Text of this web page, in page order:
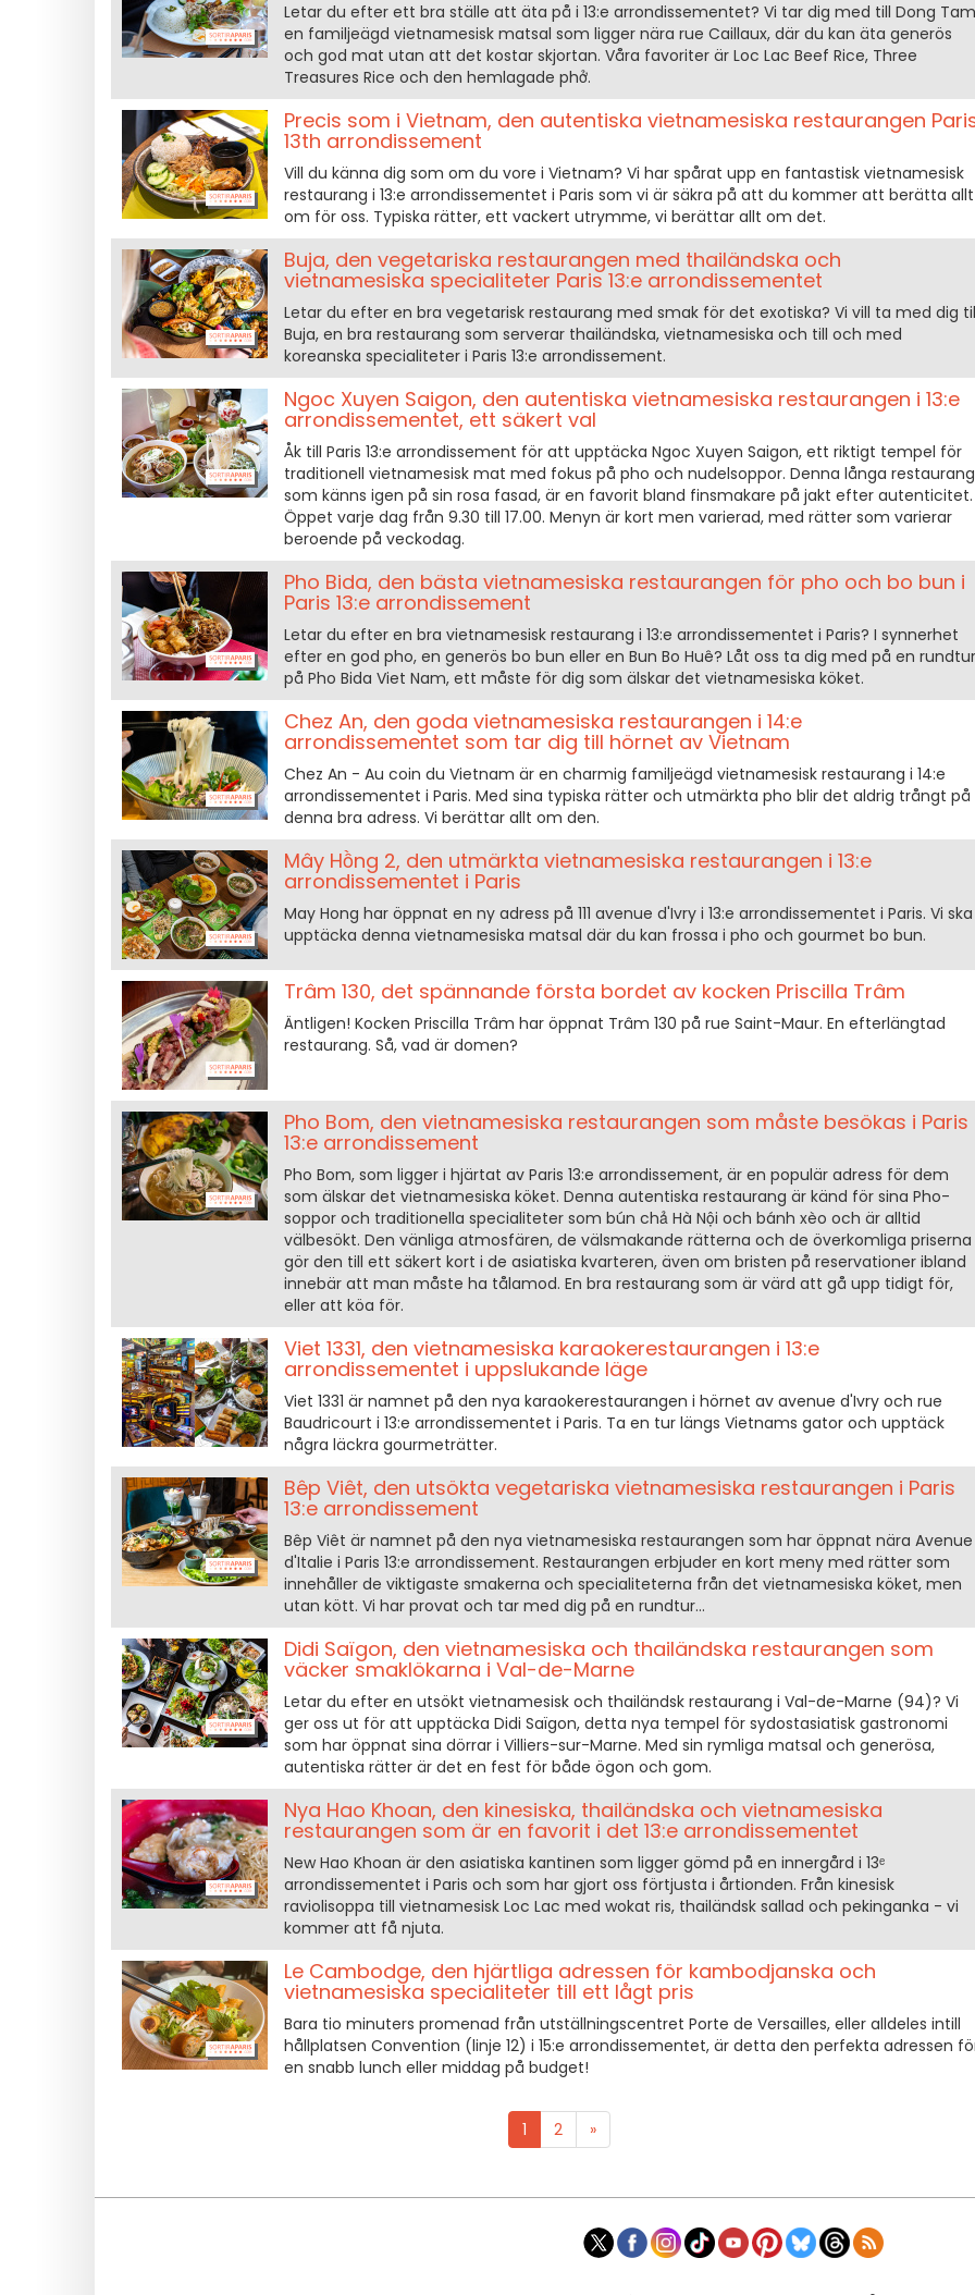
Letar du efter ett bra ställe att äta på i 13:e arrondissementet? Vi tar dig med till Dong
en familjeägd vietnamesisk matsal som ligger nära rue Caillaux, där du kan äta generös
och god mat utan att det kostar skjortan. Våra favoriter är Loc Lac Beef Rice, Three
Treasures Rice och den hemlagade phở.
Precis som i Vietnam, den autentiska vietnamesiska restaurangen
13th arrondissement
Vill du känna dig som om du vore i Vietnam? Vi har spårat upp en fantastisk vietnamesisk
restaurang i 13:e arrondissementet i Paris som vi är säkra på att du kommer att berätta allt
om för oss. Typiska rätter, ett vackert utrymme, vi berättar allt om det.
Buja, den vegetariska restaurangen med thailändska och
vietnamesiska specialiteter Paris 13:e arrondissementet
Letar du efter en bra vegetarisk restaurang med smak för det exotiska? Vi vill ta med dig
Buja, en bra restaurang som serverar thailändska, vietnamesiska och till och med
koreanska specialiteter i Paris 13:e arrondissement.
Ngoc Xuyen Saigon, den autentiska vietnamesiska restaurangen i 13:e
arrondissementet, ett säkert val
Åk till Paris 13:e arrondissement för att upptäcka Ngoc Xuyen Saigon, ett riktigt tempel för
traditionell vietnamesisk mat med fokus på pho och nudelsoppor. Denna långa
som känns igen på sin rosa fasad, är en favorit bland finsmakare på jakt efter autenticitet.
Öppet varje dag från 9.30 till 17.00. Menyn är kort men varierad, med rätter som varierar
beroende på veckodag.
Pho Bida, den bästa vietnamesiska restaurangen för pho och bo bun i
Paris 13:e arrondissement
Letar du efter en bra vietnamesisk restaurang i 13:e arrondissementet i Paris? I synnerhet
efter en god pho, en generös bo bun eller en Bun Bo Huê? Låt oss ta dig med på en rundtur
på Pho Bida Viet Nam, ett måste för dig som älskar det vietnamesiska köket.
Chez An, den goda vietnamesiska restaurangen i 14:e
arrondissementet som tar dig till hörnet av Vietnam
Chez An - Au coin du Vietnam är en charmig familjeägd vietnamesisk restaurang i 14:e
arrondissementet i Paris. Med sina typiska rätter och utmärkta pho blir det aldrig trångt på
denna bra adress. Vi berättar allt om den.
Mây Hồng 2, den utmärkta vietnamesiska restaurangen i 13:e
arrondissementet i Paris
May Hong har öppnat en ny adress på 111 avenue d'Ivry i 13:e arrondissementet i Paris. Vi ska
upptäcka denna vietnamesiska matsal där du kan frossa i pho och gourmet bo bun.
Trâm 130, det spännande första bordet av kocken Priscilla Trâm
Äntligen! Kocken Priscilla Trâm har öppnat Trâm 130 på rue Saint-Maur. En efterlängtad
restaurang. Så, vad är domen?
Pho Bom, den vietnamesiska restaurangen som måste besökas i Paris
13:e arrondissement
Pho Bom, som ligger i hjärtat av Paris 13:e arrondissement, är en populär adress för dem
som älskar det vietnamesiska köket. Denna autentiska restaurang är känd för sina Pho-
soppor och traditionella specialiteter som bún chả Hà Nội och bánh xèo och är alltid
välbesökt. Den vänliga atmosfären, de välsmakande rätterna och de överkomliga priserna
gör den till ett säkert kort i de asiatiska kvarteren, även om bristen på reservationer ibland
innebär att man måste ha tålamod. En bra restaurang som är värd att gå upp tidigt för,
eller att köa för.
Viet 1331, den vietnamesiska karaokerestaurangen i 13:e
arrondissementet i uppslukande läge
Viet 1331 är namnet på den nya karaokerestaurangen i hörnet av avenue d'Ivry och rue
Baudricourt i 13:e arrondissementet i Paris. Ta en tur längs Vietnams gator och upptäck
några läckra gourmeträtter.
Bêp Viêt, den utsökta vegetariska vietnamesiska restaurangen i Paris
13:e arrondissement
Bêp Viêt är namnet på den nya vietnamesiska restaurangen som har öppnat nära Avenue
d'Italie i Paris 13:e arrondissement. Restaurangen erbjuder en kort meny med rätter som
innehåller de viktigaste smakerna och specialiteterna från det vietnamesiska köket, men
utan kött. Vi har provat och tar med dig på en rundtur...
Didi Saïgon, den vietnamesiska och thailändska restaurangen som
väcker smaklökarna i Val-de-Marne
Letar du efter en utsökt vietnamesisk och thailändsk restaurang i Val-de-Marne (94)? Vi
ger oss ut för att upptäcka Didi Saïgon, detta nya tempel för sydostasiatisk gastronomi
som har öppnat sina dörrar i Villiers-sur-Marne. Med sin rymliga matsal och generösa,
autentiska rätter är det en fest för både ögon och gom.
Nya Hao Khoan, den kinesiska, thailändska och vietnamesiska
restaurangen som är en favorit i det 13:e arrondissementet
New Hao Khoan är den asiatiska kantinen som ligger gömd på en innergård i 13ᵉ
arrondissementet i Paris och som har gjort oss förtjusta i årtionden. Från kinesisk
raviolisoppa till vietnamesisk Loc Lac med wokat ris, thailändsk sallad och pekinganka - vi
kommer att få njuta.
Le Cambodge, den hjärtliga adressen för kambodjanska och
vietnamesiska specialiteter till ett lågt pris
Bara tio minuters promenad från utställningscentret Porte de Versailles, eller alldeles intill
hållplatsen Convention (linje 12) i 15:e arrondissementet, är detta den perfekta adressen
en snabb lunch eller middag på budget!
1 2 »